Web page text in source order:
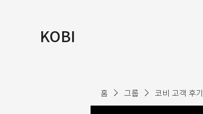
KOBI
홈 그룹 코비 고객 후기